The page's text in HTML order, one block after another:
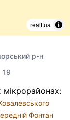
realt.ua
р-н
19
мікрорайонах:
Фонтан